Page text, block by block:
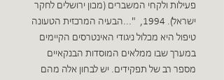
פעילות ולקחי המשברים‮ (‬מכון ירושלים לחקר
ישראל‮, ‬1994‮). ‬ ‮"...‬הבעיה המרכזית הטעונה
טיפול היא מכלול ניגודי האינטרסים הקיימים
במערך שבו ממלאים המוסדות הבנקאיים
מספר רב של תפקידים‮. ‬יש לבחון‮ ‬אלה מהם